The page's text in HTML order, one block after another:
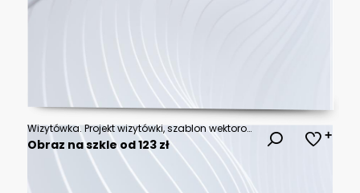
Wizytówka. Projekt wizytówki, szablon wektorowy.
Obraz na szkle od 123 zł